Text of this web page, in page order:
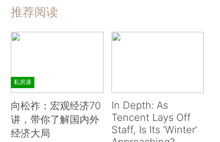
推荐阅读
私房课
向松祚：宏观经济70
讲，带你了解国内外
经济大局
In Depth: As
Tencent Lays Off
Staff, Is Its ‘Winter’